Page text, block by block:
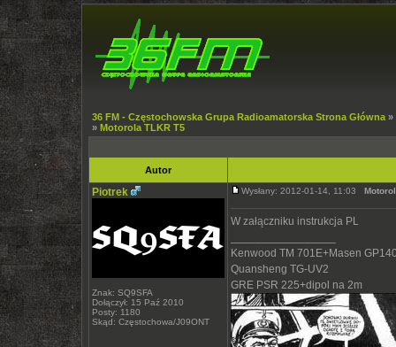
36 FM - Częstochowska Grupa Radioamatorska Strona Główna »
» Motorola TLKR T5
Autor
Piotrek
Znak: SQ9SFA
Dołączył: 15 Paź 2010
Posty: 1180
Skąd: Częstochowa/J09ONT
Wysłany: 2012-01-14, 11:03
W załączniku instrukcja PL
Kenwood TM 701E+Masen
Quansheng TG-UV2
GRE PSR 225+dipol na 2m